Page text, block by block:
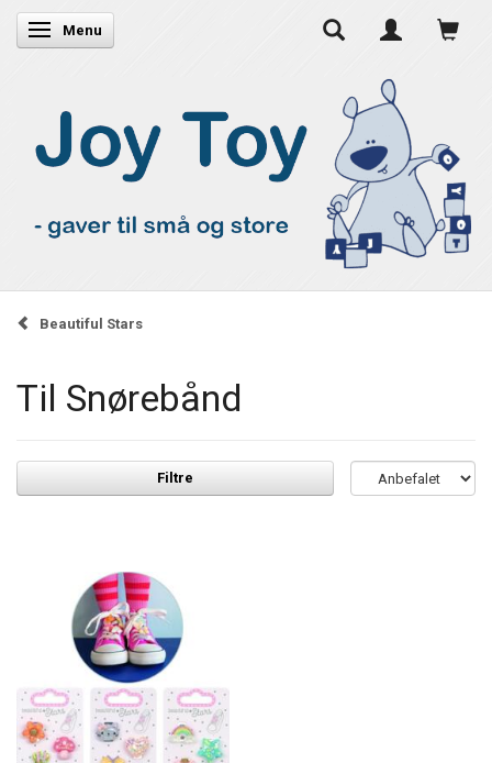
Skifte navigation
Menu
Beautiful Stars
Til Snørebånd
Filtre